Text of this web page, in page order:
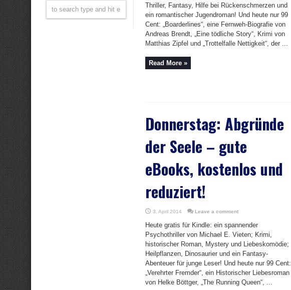
Thriller, Fantasy, Hilfe bei Rückenschmerzen und
ein romantischer Jugendroman! Und heute nur 99
Cent: „Boarderlines“, eine Fernweh-Biografie von
Andreas Brendt, „Eine tödliche Story“, Krimi von
Matthias Zipfel und „Trottelfalle Nettigkeit“, der ...
Read More »
Donnerstag: Abgründe
der Seele – gute
eBooks, kostenlos und
reduziert!
3. April 2014 Leave a comment
Heute gratis für Kindle: ein spannender
Psychothriller von Michael E. Vieten; Krimi,
historischer Roman, Mystery und Liebeskomödie;
Heilpflanzen, Dinosaurier und ein Fantasy-
Abenteuer für junge Leser! Und heute nur 99 Cent:
„Verehrter Fremder“, ein Historischer Liebesroman
von Helke Böttger, „The Running Queen“, ...